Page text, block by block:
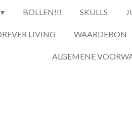
BOLLEN!!! SKULLS
LIVING WAARDEBON
ALGEMENE